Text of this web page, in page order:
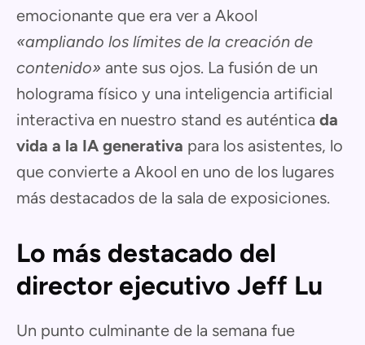
emocionante que era ver a Akool
«ampliando los límites de la creación de
contenido» ante sus ojos. La fusión de un
holograma físico y una inteligencia artificial
interactiva en nuestro stand es auténtica da
vida a la IA generativa para los asistentes, lo
que convierte a Akool en uno de los lugares
más destacados de la sala de exposiciones.
Lo más destacado del
director ejecutivo Jeff Lu
Un punto culminante de la semana fue